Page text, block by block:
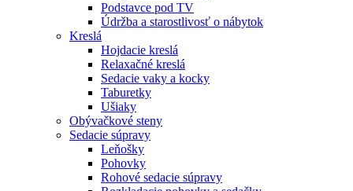
Podstavce pod TV
Údržba a starostlivosť o nábytok
Kreslá
Hojdacie kreslá
Relaxačné kreslá
Sedacie vaky a kocky
Taburetky
Ušiaky
Obývačkové steny
Sedacie súpravy
Leňošky
Pohovky
Rohové sedacie súpravy